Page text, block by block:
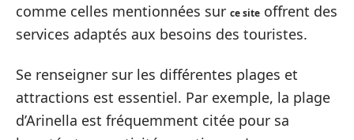
comme celles mentionnées sur ce site offrent des
services adaptés aux besoins des touristes.
Se renseigner sur les différentes plages et
attractions est essentiel. Par exemple, la plage
d’Arinella est fréquemment citée pour sa